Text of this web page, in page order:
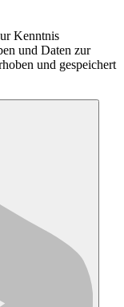
Kenntnis
und Daten zur
und gespeichert